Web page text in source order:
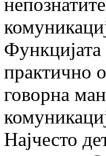
практично
говорна
Најчесто